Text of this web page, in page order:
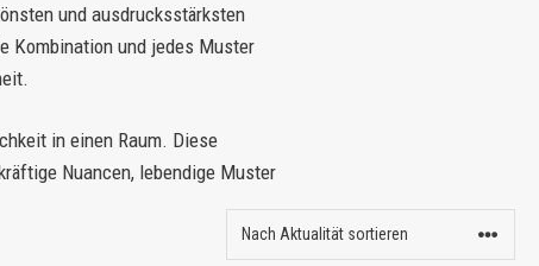
und ausdrucksstärksten
Kombination und jedes Muster
in einen Raum. Diese
Nuancen, lebendige Muster